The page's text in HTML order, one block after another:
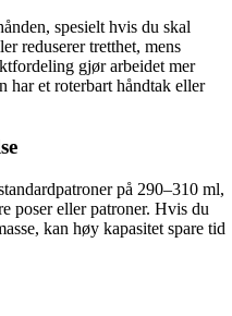
spesielt hvis du skal
reduserer tretthet, mens
gjør arbeidet mer
har et roterbart håndtak eller
på 290–310 ml,
poser eller patroner. Hvis du
kan høy kapasitet spare tid